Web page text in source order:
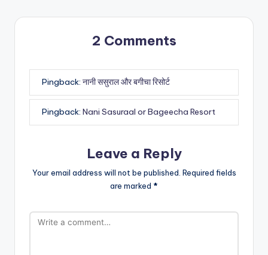
2 Comments
Pingback: नानी ससुराल और बगीचा रिसोर्ट
Pingback: Nani Sasuraal or Bageecha Resort
Leave a Reply
Your email address will not be published. Required fields
are marked *